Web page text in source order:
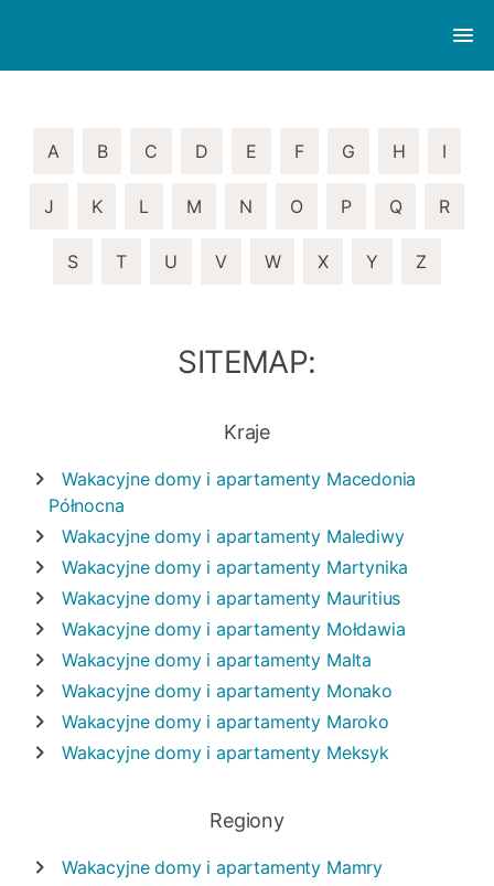
A B C D E F G H I
J K L M N O P Q R
S T U V W X Y Z
SITEMAP:
Kraje
Wakacyjne domy i apartamenty Macedonia
Północna
Wakacyjne domy i apartamenty Malediwy
Wakacyjne domy i apartamenty Martynika
Wakacyjne domy i apartamenty Mauritius
Wakacyjne domy i apartamenty Mołdawia
Wakacyjne domy i apartamenty Malta
Wakacyjne domy i apartamenty Monako
Wakacyjne domy i apartamenty Maroko
Wakacyjne domy i apartamenty Meksyk
Regiony
Wakacyjne domy i apartamenty Mamry